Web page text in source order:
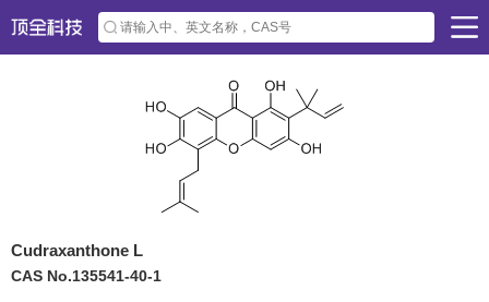
Cudraxanthone L
CAS No.135541-40-1